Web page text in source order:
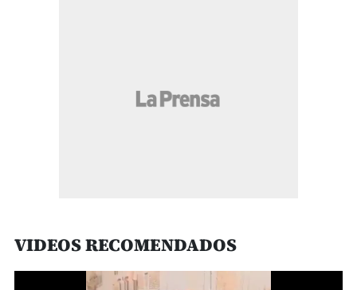
VIDEOS RECOMENDADOS